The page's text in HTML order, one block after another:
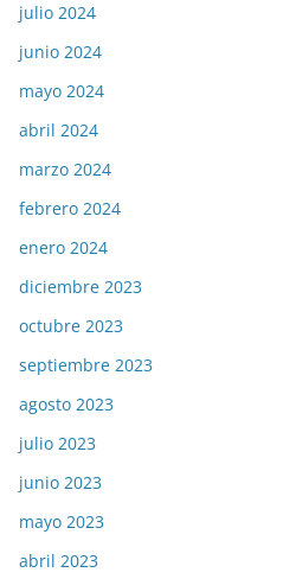
julio 2024
junio 2024
mayo 2024
abril 2024
marzo 2024
febrero 2024
enero 2024
diciembre 2023
octubre 2023
septiembre 2023
agosto 2023
julio 2023
junio 2023
mayo 2023
abril 2023